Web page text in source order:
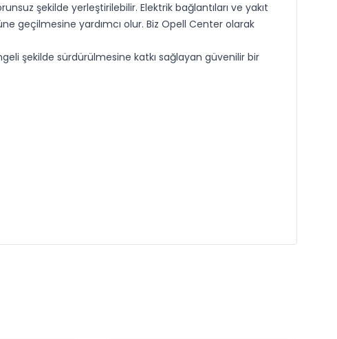
şekilde yerleştirilebilir. Elektrik bağlantıları ve yakıt
geçilmesine yardımcı olur. Biz Opell Center olarak
şekilde sürdürülmesine katkı sağlayan güvenilir bir